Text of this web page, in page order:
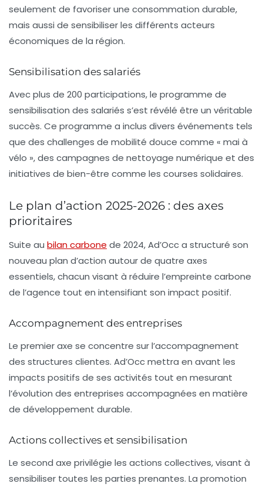
seulement de favoriser une consommation durable,
mais aussi de sensibiliser les différents acteurs
économiques de la région.
Sensibilisation des salariés
Avec plus de 200 participations, le programme de
sensibilisation des salariés s’est révélé être un véritable
succès. Ce programme a inclus divers événements tels
que des challenges de mobilité douce comme « mai à
vélo », des campagnes de nettoyage numérique et des
initiatives de bien-être comme les courses solidaires.
Le plan d’action 2025-2026 : des axes
prioritaires
Suite au bilan carbone de 2024, Ad’Occ a structuré son
nouveau plan d’action autour de quatre axes
essentiels, chacun visant à réduire l’empreinte carbone
de l’agence tout en intensifiant son impact positif.
Accompagnement des entreprises
Le premier axe se concentre surl’accompagnement
des structures clientes. Ad’Occ mettra en avant les
impacts positifs de ses activités tout en mesurant
l’évolution des entreprises accompagnées en matière
de développement durable.
Actions collectives et sensibilisation
Le second axe privilégie les actions collectives, visant à
sensibiliser toutes les parties prenantes. La promotion